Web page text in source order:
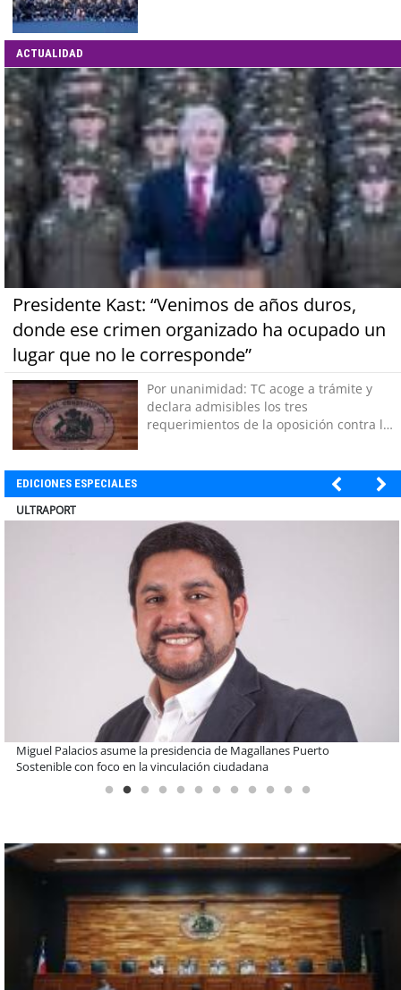
ACTUALIDAD
Presidente Kast: “Venimos de años duros,
donde ese crimen organizado ha ocupado un
lugar que no le corresponde”
Por unanimidad: TC acoge a trámite y
declara admisibles los tres
requerimientos de la oposición contra la
EDICIONES ESPECIALES
ULTRAPORT
Estudiantes de la UCN desarrollan tecnología para modernizar la
operación de Ultraport Coquimbo